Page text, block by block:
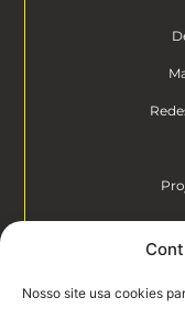
Nosso site usa cookies